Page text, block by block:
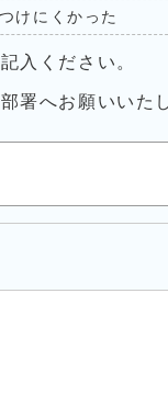
けにくかった
入ください。
署へお願いい